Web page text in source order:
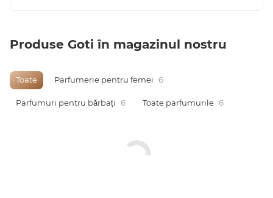
Produse Goti în magazinul nostru
Toate Parfumerie pentru femei 6
Parfumuri pentru bărbați 6 Toate parfumurile 6